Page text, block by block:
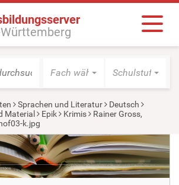
Fach wählen Schulstufe
Sprachen und Literatur
Deutsch
Material
Epik Krimis
Rainer Gross,
k.jpg